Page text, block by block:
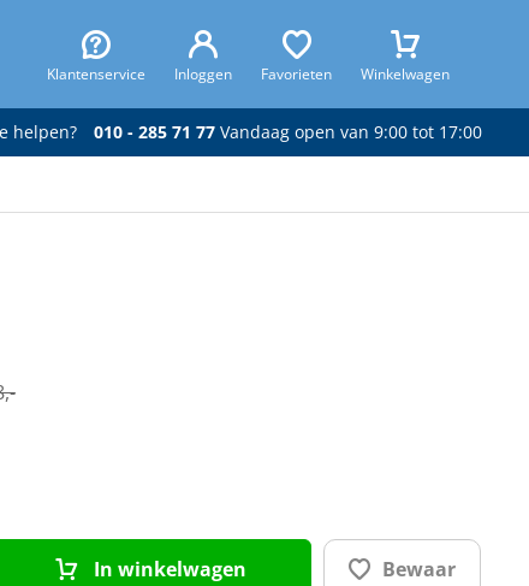
Klantenservice Inloggen Favorieten Winkelwagen
helpen? 010 - 285 71 77Vandaag open van 9:00 tot 17:00
In winkelwagen Bewaar